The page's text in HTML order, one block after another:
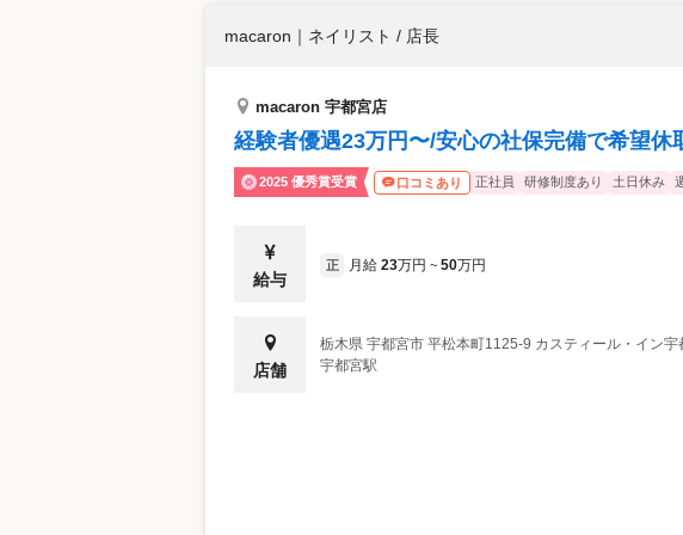
macaron ｜ ネイリスト / 店長
macaron 宇都宮店
経験者優遇23万円〜/安心の社保完備で希望
2025 優秀賞受賞 口コミあり 正社員 研修制度あり 土日休み
給与
正 月給 23万円 ~ 50万円
店舗
栃木県 宇都宮市 平松本町1125-9 カスティール・イン宇
宇都宮駅